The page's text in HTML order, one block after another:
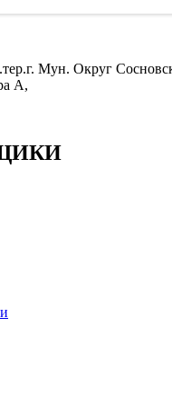
Мун. Округ
А,